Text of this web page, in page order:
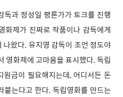
독과 정성일 평론가가 토크를 진행
화제가 진짜로 작품이나 감독에게
나왔다. 유지영 감독이 조언 정도야
영화제에 고마움을 표시했다. 독립
금이 필요해지는데, 어디서든 돈
붙는다고 한다. 독립영화를 만드는